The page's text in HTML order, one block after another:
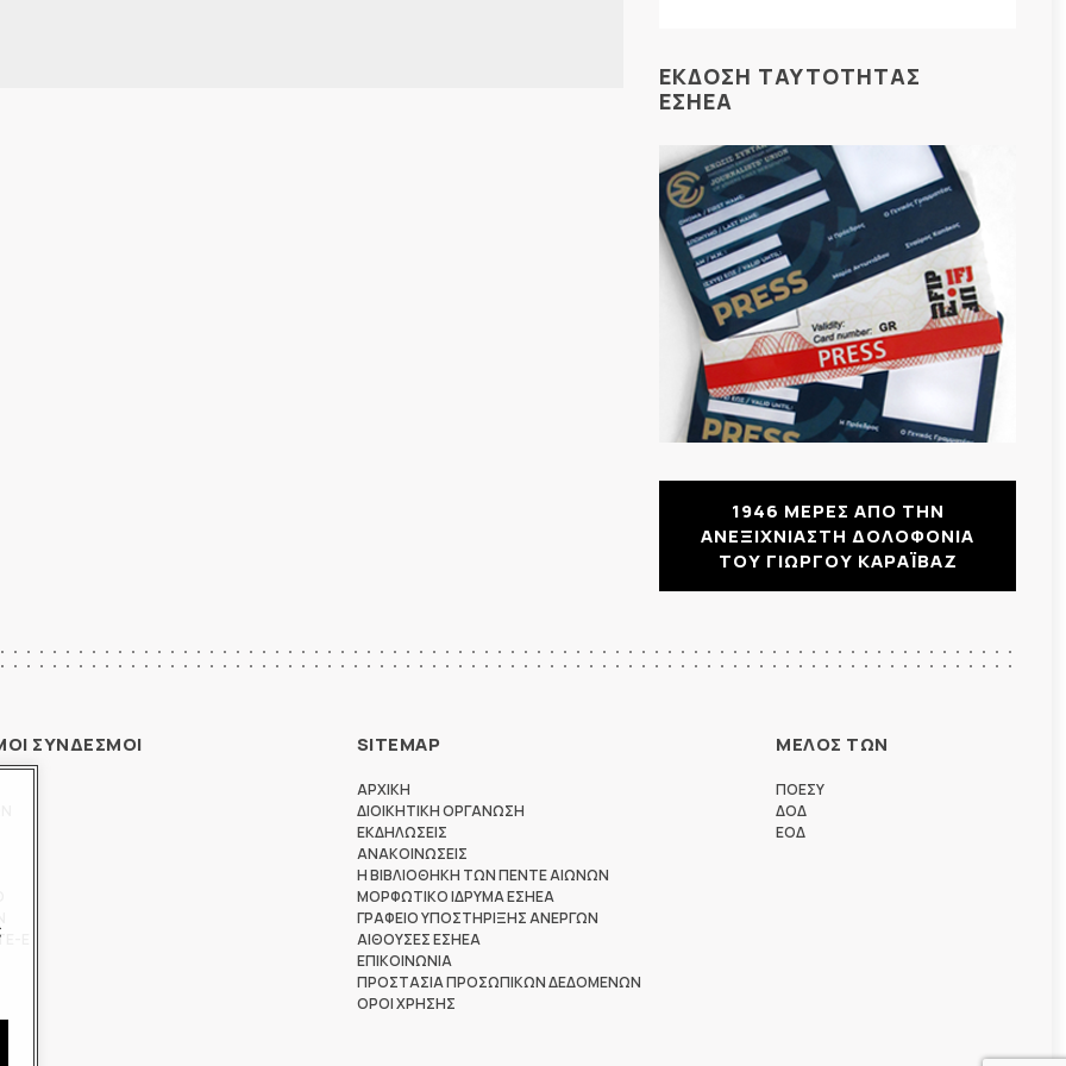
ΕΚΔΟΣΗ ΤΑΥΤΟΤΗΤΑΣ
ΕΣΗΕΑ
1946 ΜΕΡΕΣ ΑΠΟ ΤΗΝ
ΑΝΕΞΙΧΝΙΑΣΤΗ ΔΟΛΟΦΟΝΙΑ
ΤΟΥ ΓΙΩΡΓΟΥ ΚΑΡΑΪΒΑΖ
ΣΥΝΔΕΣΜΟΙ
Ε
SITEMAP
ΑΡΧΙΚΗ
ΔΙΟΙΚΗΤΙΚΗ ΟΡΓΑΝΩΣΗ
ΕΚΔΗΛΩΣΕΙΣ
ΑΝΑΚΟΙΝΩΣΕΙΣ
Η ΒΙΒΛΙΟΘΗΚΗ ΤΩΝ ΠΕΝΤΕ ΑΙΩΝΩΝ
ΜΟΡΦΩΤΙΚΟ ΙΔΡΥΜΑ ΕΣΗΕΑ
ΓΡΑΦΕΙΟ ΥΠΟΣΤΗΡΙΞΗΣ ΑΝΕΡΓΩΝ
ΑΙΘΟΥΣΕΣ ΕΣΗΕΑ
ΕΠΙΚΟΙΝΩΝΙΑ
ΠΡΟΣΤΑΣΙΑ ΠΡΟΣΩΠΙΚΩΝ ΔΕΔΟΜΕΝΩΝ
ΟΡΟΙ ΧΡΗΣΗΣ
ΜΕΛΟΣ ΤΩΝ
ΠΟΕΣΥ
ΔΟΔ
ΕΟΔ